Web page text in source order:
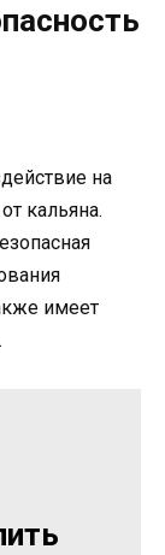
на
кальяна.
имеет